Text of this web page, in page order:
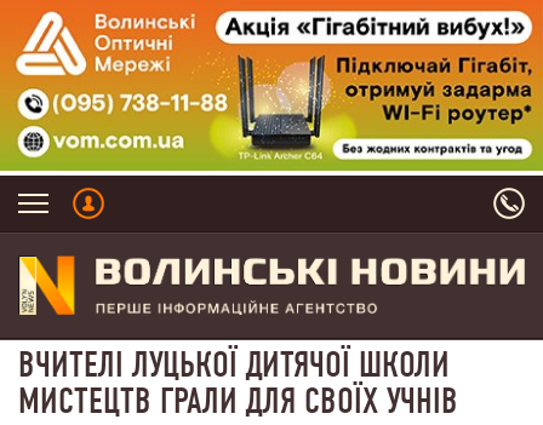
ВЧИТЕЛІ ЛУЦЬКОЇ ДИТЯЧОЇ ШКОЛИ
МИСТЕЦТВ ГРАЛИ ДЛЯ СВОЇХ УЧНІВ